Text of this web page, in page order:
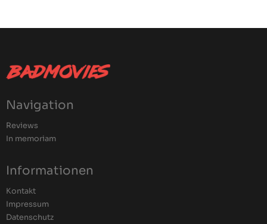
Navigation
Reviews
In memoriam
Informationen
Kontakt
Impressum
Datenschutz